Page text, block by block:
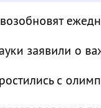
заявили о
с